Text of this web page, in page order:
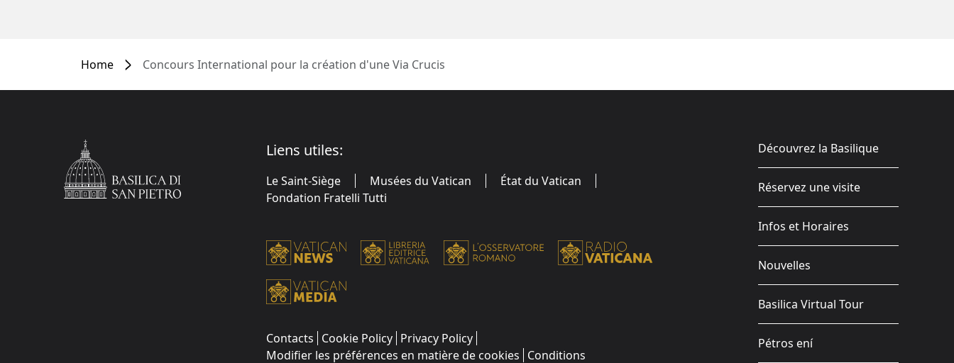
Home Concours International pour la création d'une Via Crucis
Liens utiles:
Le Saint-Siège Musées du Vatican
État du Vatican
Fondation Fratelli Tutti
Contacts Cookie Policy Privacy Policy
Modifier les préférences en matière de cookies Conditions
Découvrez la Basilique
Réservez une visite
Infos et Horaires
Nouvelles
Basilica Virtual Tour
Pétros ení